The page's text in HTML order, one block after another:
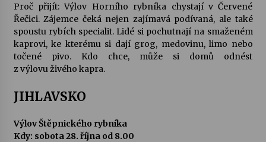
Varhanní recitál Michala Novenka v Klášteře
Želiv
3. 7. 2026
Petr Adamec – Malovaný svět
Proč přijít: Výlov Horního rybníka chystají v Červené
Řečici. Zájemce čeká nejen zajímavá podívaná, ale také
spoustu rybích specialit. Lidé si pochutnají na smaženém
kaprovi, ke kterému si dají grog, medovinu, limo nebo
točené pivo. Kdo chce, může si domů odnést
z výlovu živého kapra.
JIHLAVSKO
Výlov Štěpnického rybníka
Kdy: sobota 28. října od 8.00